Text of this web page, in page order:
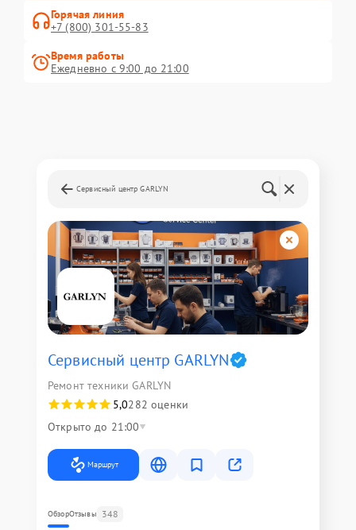
Горячая линия
+7 (800) 301-55-83
Время работы
Ежедневно с 9:00 до 21:00
Сервисный центр GARLYN
Сервисный центр GARLYN
Ремонт техники GARLYN
5,0282 оценки
Открыто до 21:00
Маршрут
ОбзорОтзывы 348